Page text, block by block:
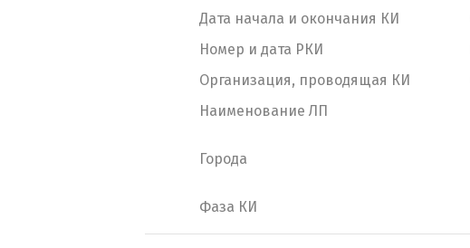
Дата начала и окончания КИ
Номер и дата РКИ
Организация, проводящая КИ
Наименование ЛП
Города
Фаза КИ